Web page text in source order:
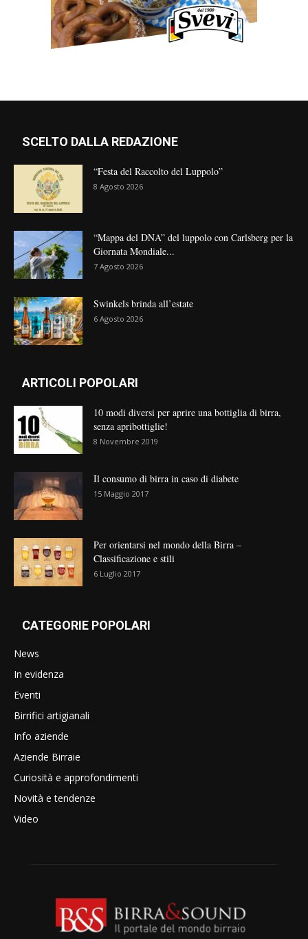
SCELTO DALLA REDAZIONE
“Festa del Raccolto del Luppolo”
8 Agosto 2026
“Mappa del DNA” del luppolo con Carlsberg per la
Giornata Mondiale...
7 Agosto 2026
Swinkels brinda all’estate
6 Agosto 2026
ARTICOLI POPOLARI
10 modi diversi per aprire una bottiglia di birra,
senza apribottiglie!
8 Novembre 2019
Il consumo di birra in caso di diabete
15 Maggio 2017
Per orientarsi nel mondo della Birra –
Classificazione e stili
6 Luglio 2017
CATEGORIE POPOLARI
News
In evidenza
Eventi
Birrifici artigianali
Info aziende
Aziende Birraie
Curiosità e approfondimenti
Novità e tendenze
Video